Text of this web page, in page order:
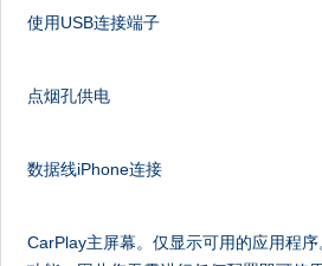
使用USB连接端子
点烟孔供电
数据线iPhone连接
CarPlay主屏幕。仅显示可用的应用程